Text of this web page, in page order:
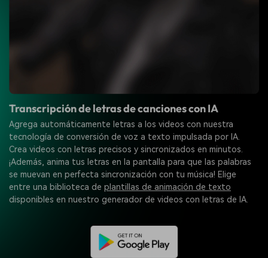
Transcripción de letras de canciones con IA
Agrega automáticamente letras a los videos con nuestra
tecnología de conversión de voz a texto impulsada por IA.
Crea videos con letras precisos y sincronizados en minutos.
¡Además, anima tus letras en la pantalla para que las palabras
se muevan en perfecta sincronización con tu música! Elige
entre una biblioteca de plantillas de animación de texto
disponibles en nuestro generador de videos con letras de IA.